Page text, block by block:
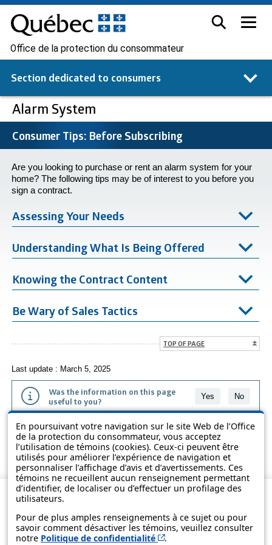
En poursuivant votre navigation sur le site Web de l’Office
de la protection du consommateur, vous acceptez
l’utilisation de témoins (cookies). Ceux-ci peuvent être
utilisés pour améliorer l’expérience de navigation et
personnaliser l’affichage d’avis et d’avertissements. Ces
témoins ne recueillent aucun renseignement permettant
d’identifier, de localiser ou d’effectuer un profilage des
utilisateurs.
Pour de plus amples renseignements à ce sujet ou pour
savoir comment désactiver les témoins, veuillez consulter
notre Politique de confidentialité Cet hyperlien s’ouvrira
.
Office de la protection du consommateur
Section dedicated to consumers
Alarm System
Consumer Tips: Before Subscribing
Are you looking to purchase or rent an alarm system for your
home? The following tips may be of interest to you before you
sign a contract.
Assessing Your Needs
Understanding What Is Being Offered
Knowing the Contract Content
Be Wary of Sales Tactics
TOP OF PAGE
Last update : March 5, 2025
Was the information on this page
useful to you?
Yes No
The information contained on this page is presented in simple terms to
make it easier to understand. It does not replace the texts of the laws
and regulations.